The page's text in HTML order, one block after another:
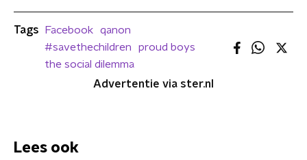
Tags Facebook
qanon
#savethechildren
proud boys
the social dilemma
Advertentie via ster.nl
Lees ook